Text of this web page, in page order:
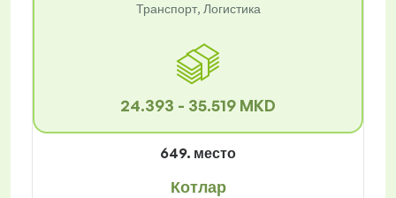
Транспорт, Логистика
24.393 - 35.519 MKD
649. место
Котлар